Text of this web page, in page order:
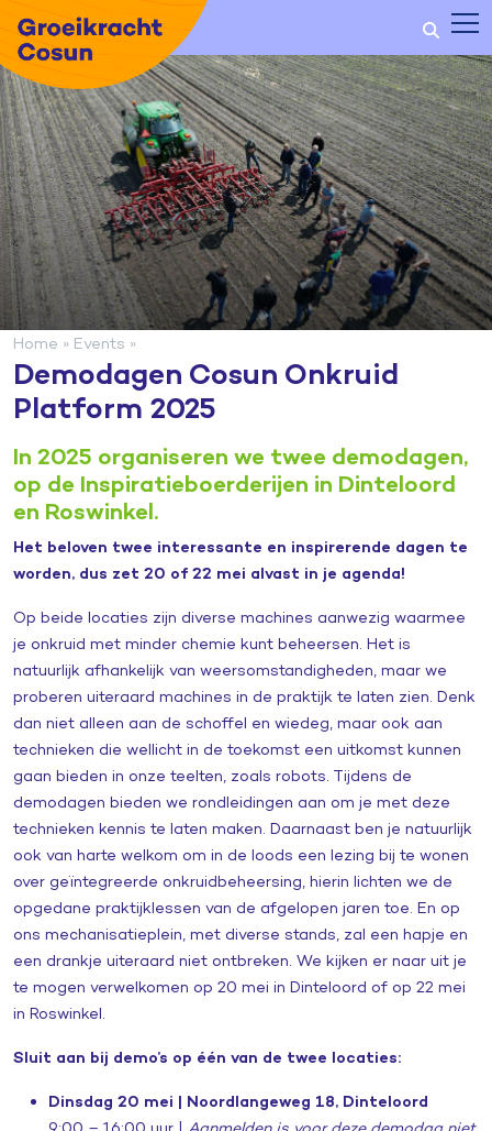
Home » Events »
Demodagen Cosun Onkruid
Platform 2025
In 2025 organiseren we twee demodagen,
op de Inspiratieboerderijen in Dinteloord
en Roswinkel.
Het beloven twee interessante en inspirerende dagen te
worden, dus zet 20 of 22 mei alvast in je agenda!
Op beide locaties zijn diverse machines aanwezig waarmee
je onkruid met minder chemie kunt beheersen. Het is
natuurlijk afhankelijk van weersomstandigheden, maar we
proberen uiteraard machines in de praktijk te laten zien. Denk
dan niet alleen aan de schoffel en wiedeg, maar ook aan
technieken die wellicht in de toekomst een uitkomst kunnen
gaan bieden in onze teelten, zoals robots. Tijdens de
demodagen bieden we rondleidingen aan om je met deze
technieken kennis te laten maken. Daarnaast ben je natuurlijk
ook van harte welkom om in de loods een lezing bij te wonen
over geïntegreerde onkruidbeheersing, hierin lichten we de
opgedane praktijklessen van de afgelopen jaren toe. En op
ons mechanisatieplein, met diverse stands, zal een hapje en
een drankje uiteraard niet ontbreken. We kijken er naar uit je
te mogen verwelkomen op 20 mei in Dinteloord of op 22 mei
in Roswinkel.
Sluit aan bij demo’s op één van de twee locaties:
Dinsdag 20 mei | Noordlangeweg 18, Dinteloord
9:00 – 16:00 uur | Aanmelden is voor deze demodag niet